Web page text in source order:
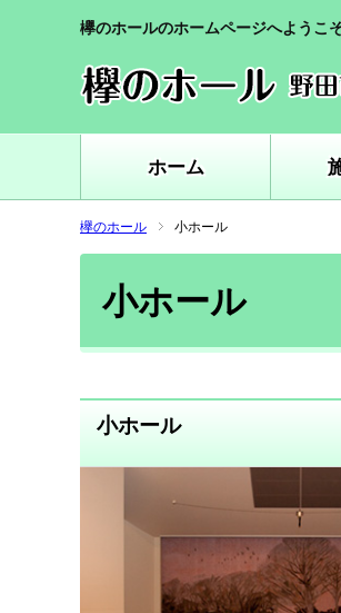
欅のホールのホームページへようこ
ホーム
欅のホール 小ホール
小ホール
小ホール